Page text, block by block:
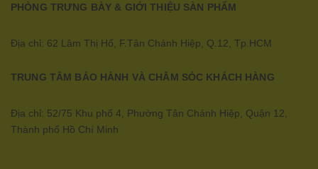
PHÒNG TRƯNG BÀY & GIỚI THIỆU SÀN PHẨM
Địa chỉ: 62 Lâm Thị Hố, F.Tân Chánh Hiệp, Q.12, Tp.HCM
TRUNG TÂM BẢO HÀNH VÀ CHĂM SÓC KHÁCH HÀNG
Địa chỉ: 52/75 Khu phố 4, Phường Tân Chánh Hiệp, Quận 12,
Thành phố Hồ Chí Minh